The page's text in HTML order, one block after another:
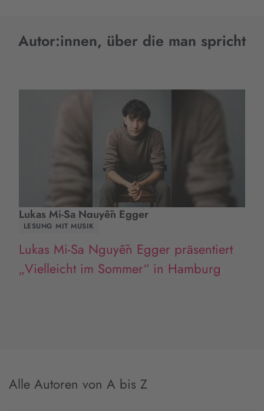
Autor:innen, über die man spricht
Lukas Mi-Sa Nguyễn Egger
LESUNG MIT MUSIK
Lukas Mi-Sa Nguyễn Egger präsentiert
„Vielleicht im Sommer“ in Hamburg
Alle Autoren von A bis Z